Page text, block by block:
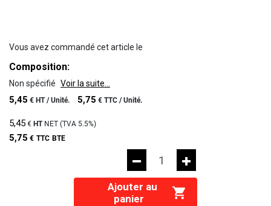
Vous avez commandé cet article le
Composition:
Non spécifié Voir la suite...
5,45 € HT /Unité. 5,75 € TTC /Unité.
5,45 € HTNET (TVA 5.5%)
5,75 € TTC BTE
Ajouter au
panier